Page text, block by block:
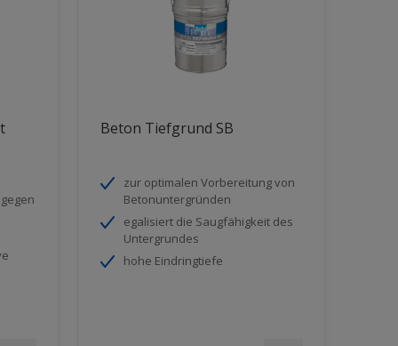
Beton Tiefgrund SB
zur optimalen Vorbereitung von
Betonuntergründen
egalisiert die Saugfähigkeit des
Untergrundes
hohe Eindringtiefe